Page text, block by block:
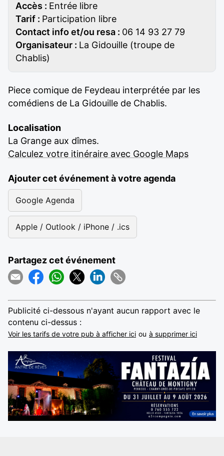
Accès : Entrée libre
Tarif : Participation libre
Contact info et/ou resa : 06 14 93 27 79
Organisateur : La Gidouille (troupe de
Chablis)
Piece comique de Feydeau interprétée par les
comédiens de La Gidouille de Chablis.
Localisation
La Grange aux dîmes.
Calculez votre itinéraire avec Google Maps
Ajouter cet événement à votre agenda
Google Agenda
Apple / Outlook / iPhone / .ics
Partagez cet événement
Publicité ci-dessous n'ayant aucun rapport avec le
contenu ci-dessus :
Voir les tarifs de votre pub à afficher ici ou à supprimer ici